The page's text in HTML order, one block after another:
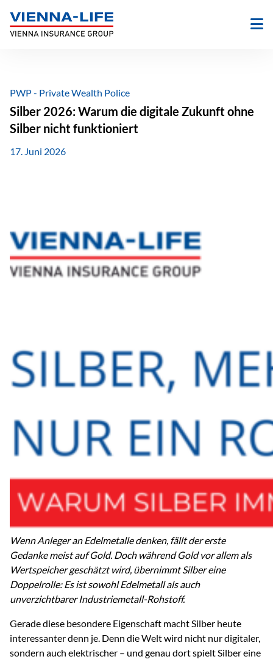
Inhalt
springen
PWP - Private Wealth Police
Silber 2026: Warum die digitale Zukunft ohne
Silber nicht funktioniert
17. Juni 2026
Wenn Anleger an Edelmetalle denken, fällt der erste
Gedanke meist auf Gold. Doch während Gold vor allem als
Wertspeicher geschätzt wird, übernimmt Silber eine
Doppelrolle: Es ist sowohl Edelmetall als auch
unverzichtbarer Industriemetall-Rohstoff.
Gerade diese besondere Eigenschaft macht Silber heute
interessanter denn je. Denn die Welt wird nicht nur digitaler,
sondern auch elektrischer – und genau dort spielt Silber eine